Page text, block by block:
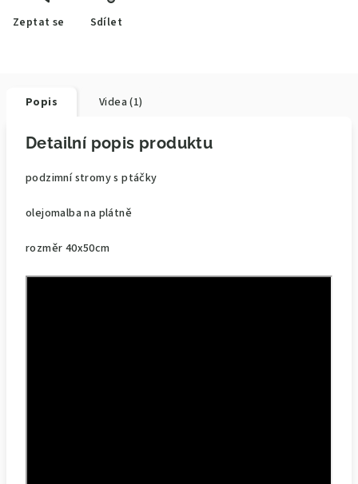
Zeptat se Sdílet
Popis Videa (1)
Detailní popis produktu
podzimní stromy s ptáčky
olejomalba na plátně
rozměr 40x50cm